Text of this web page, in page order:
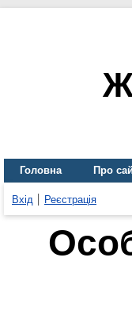
Головна Про
Вхід Реєстрація